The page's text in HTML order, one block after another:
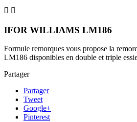
 
IFOR WILLIAMS LM186
Formule remorques vous propose la
LM186 disponibles en double et triple
Partager
Partager
Tweet
Google+
Pinterest